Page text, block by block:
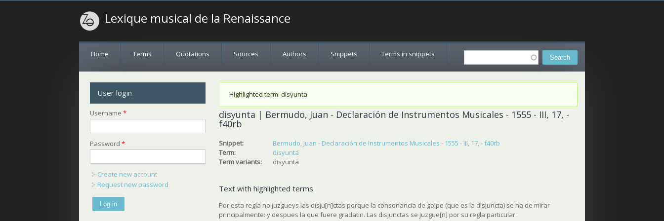
Lexique musical de la Renaissance
Search
Home Terms Quotations Sources Authors Snippets Terms in snippets
Status message
Highlighted term: disyunta
disyunta | Bermudo, Juan - Declaración de Instrumentos Musicales - 1555 - III, 17, -
f40rb
Snippet:
Bermudo, Juan - Declaración de Instrumentos Musicales - 1555 - III, 17, - f40rb
Term:
disyunta
Term variants:
disyunta
Text with highlighted terms
Por esta regla no juzgueys las disju[n]ctas porque la consonancia de golpe (que es la disjuncta) se ha de mirar
principalmente: y despues la que fuere gradatin. Las disjunctas se juzgue[n] por su regla particular.
User login
Username*
Password*
Create new account
Request new password